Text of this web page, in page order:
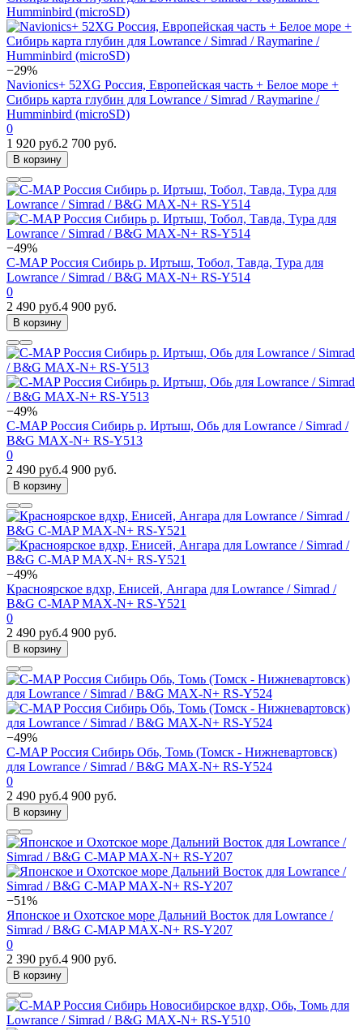
−29%
Navionics+ 52XG Россия, Европейская часть + Белое море +
Сибирь карта глубин для Lowrance / Simrad / Raymarine /
Humminbird (microSD)
0
1 920 руб.2 700 руб.
В корзину
−49%
C-MAP Россия Сибирь р. Иртыш, Тобол, Тавда, Тура для
Lowrance / Simrad / B&G MAX-N+ RS-Y514
0
2 490 руб.4 900 руб.
В корзину
−49%
C-MAP Россия Сибирь р. Иртыш, Обь для Lowrance / Simrad /
B&G MAX-N+ RS-Y513
0
2 490 руб.4 900 руб.
В корзину
−49%
Красноярское вдхр, Енисей, Ангара для Lowrance / Simrad /
B&G C-MAP MAX-N+ RS-Y521
0
2 490 руб.4 900 руб.
В корзину
−49%
C-MAP Россия Сибирь Обь, Томь (Томск - Нижневартовск)
для Lowrance / Simrad / B&G MAX-N+ RS-Y524
0
2 490 руб.4 900 руб.
В корзину
−51%
Японское и Охотское море Дальний Восток для Lowrance /
Simrad / B&G C-MAP MAX-N+ RS-Y207
0
2 390 руб.4 900 руб.
В корзину